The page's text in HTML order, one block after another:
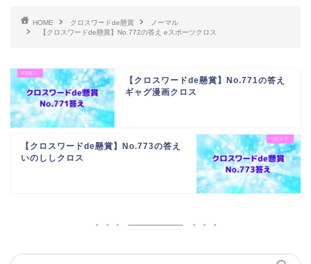
HOME クロスワードde懸賞
ノーマル
【クロスワードde懸賞】No.772の答え eスポーツクロス
【クロスワードde懸賞】No.771の答え
ギャグ漫画クロス
【クロスワードde懸賞】No.773の答え
いのししクロス